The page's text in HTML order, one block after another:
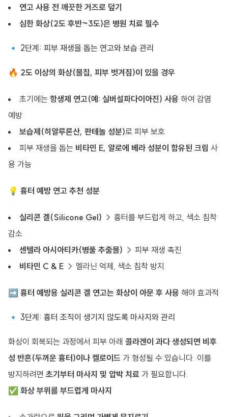
연고 사용 전 깨끗한 거즈로 덮기
심한 화상(2도 후반~3도)은 병원 치료 필수
🔹 2단계: 피부 재생을 돕는 연고와 보습 관리
🔥 2도 이상의 화상(물집, 피부 벗겨짐)이 있을 경우
초기에는 항생제 연고(예: 실버설파다이아진) 사용 하여 감염
예방
보습제(히알루론산, 판테놀 성분)로 피부 보호
피부 재생을 돕는 비타민 E, 알로에 베라 성분이 함유된 크림 사
용 가능
💡 흉터 예방 연고 추천 성분
실리콘 겔(Silicone Gel) → 흉터를 부드럽게 하고, 색소 침착
감소
센텔라 아시아티카(병풀 추출물) → 피부 재생 촉진
비타민 C & E → 멜라닌 억제, 색소 침착 방지
➡ 흉터 예방용 실리콘 겔 연고는 화상이 아문 후 사용 해야 효과적
🔹 3단계: 흉터 조직이 생기지 않도록 마사지와 관리
화상이 회복되는 과정에서 피부 아래 콜라겐이 과다 생성되면 비후
성 반흔(두꺼운 흉터)이나 켈로이드 가 형성될 수 있습니다. 이를
방지하려면 초기부터 마사지 및 압박 치료 가 필요합니다.
✅ 화상 부위를 부드럽게 마사지